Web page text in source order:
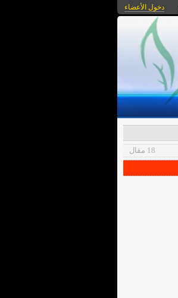
دخول الأعضاء
18 مقال